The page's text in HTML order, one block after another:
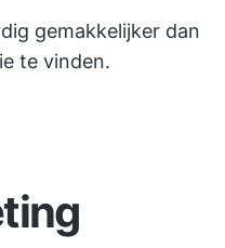
gemakkelijker dan
te vinden.